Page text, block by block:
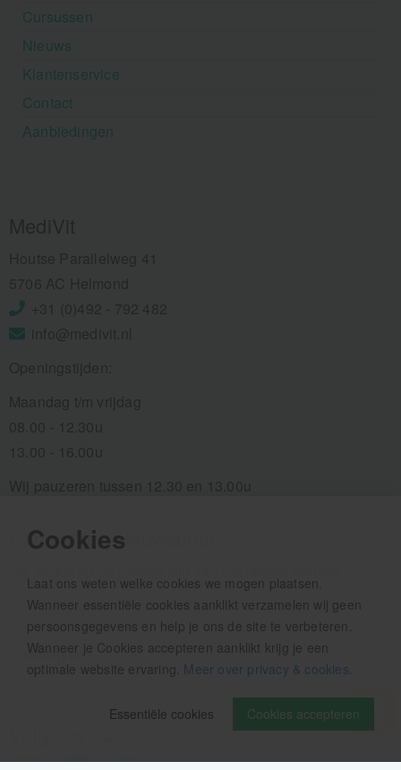
Cookies
Laat ons weten welke cookies we mogen plaatsen.
Wanneer essentiële cookies aanklikt verzamelen wij geen
persoonsgegevens en help je ons de site te verbeteren.
Wanneer je Cookies accepteren aanklikt krijg je een
optimale website ervaring. Meer over privacy & cookies
Cookies accepteren
Essentiële cookies
Cursussen
Nieuws
Klantenservice
Contact
Aanbiedingen
Aanmelden nieuwsbrief